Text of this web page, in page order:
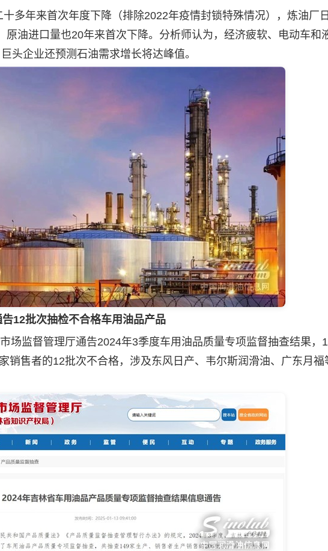
年来首次年度下降（排除2022年疫情封锁特殊情况），炼油厂
原油进口量也20年来首次下降。分析师认为，经济疲软、电动车和
头企业还预测石油需求增长将达峰值。
12批次抽检不合格车用油品产品
监督管理厅通告2024年3季度车用油品质量专项监督抽查结果，
销售者的12批次不合格，涉及东风日产、韦尔斯润滑油、广东月福